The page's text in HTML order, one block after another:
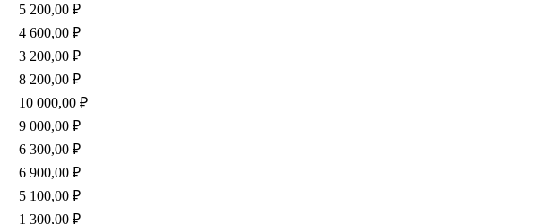
5 200,00 ₽
4 600,00 ₽
3 200,00 ₽
8 200,00 ₽
10 000,00 ₽
9 000,00 ₽
6 300,00 ₽
6 900,00 ₽
5 100,00 ₽
1 300,00 ₽